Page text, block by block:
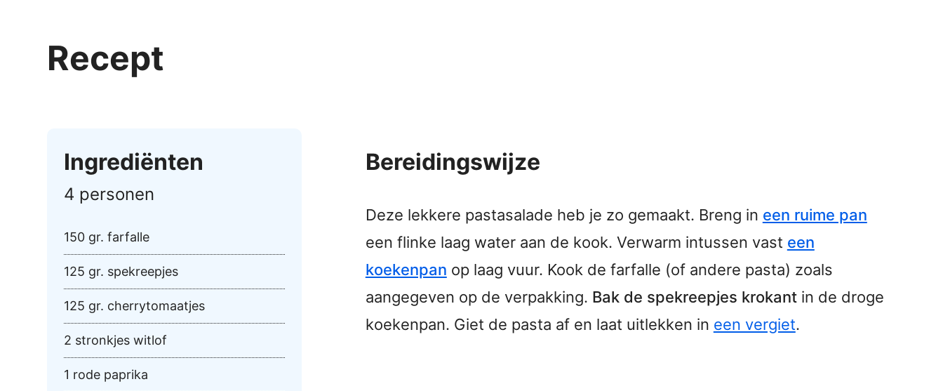
Recept
Ingrediënten
4 personen
150 gr. farfalle
125 gr. spekreepjes
125 gr. cherrytomaatjes
2 stronkjes witlof
1 rode paprika
Bereidingswijze
Deze lekkere pastasalade heb je zo gemaakt. Breng in een ruime pan
een flinke laag water aan de kook. Verwarm intussen vast een
koekenpan op laag vuur. Kook de farfalle (of andere pasta) zoals
aangegeven op de verpakking. Bak de spekreepjes krokantin de droge
koekenpan. Giet de pasta af en laat uitlekken in een vergiet.